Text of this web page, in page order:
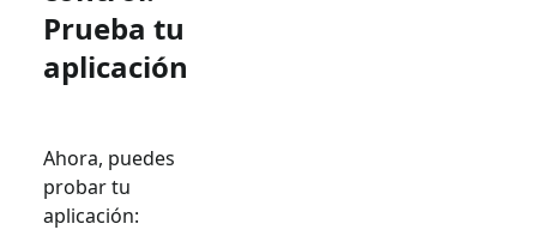
Prueba tu
aplicación
Ahora, puedes
probar tu
aplicación: